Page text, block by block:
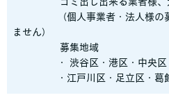
（個人事業者・法人様の募集
ません）
募集地域
・ 渋谷区・港区・中央区・
・江戸川区・足立区・葛飾